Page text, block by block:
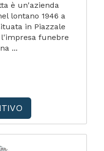
è un'azienda
lontano 1946 a
in Piazzale
funebre
...